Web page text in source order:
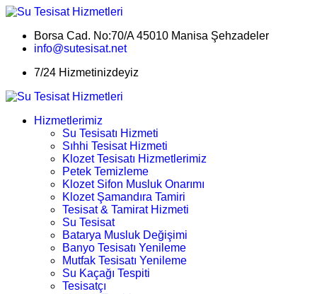
Borsa Cad. No:70/A 45010 Manisa Şehzadeler
info@sutesisat.net
7/24 Hizmetinizdeyiz
Hizmetlerimiz
Su Tesisatı Hizmeti
Sıhhi Tesisat Hizmeti
Klozet Tesisatı Hizmetlerimiz
Petek Temizleme
Klozet Sifon Musluk Onarımı
Klozet Şamandıra Tamiri
Tesisat & Tamirat Hizmeti
Su Tesisat
Batarya Musluk Değişimi
Banyo Tesisatı Yenileme
Mutfak Tesisatı Yenileme
Su Kaçağı Tespiti
Tesisatçı